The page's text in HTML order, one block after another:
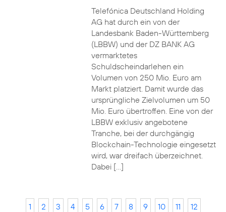
Telefónica Deutschland Holding
AG hat durch ein von der
Landesbank Baden-Württemberg
(LBBW) und der DZ BANK AG
vermarktetes
Schuldscheindarlehen ein
Volumen von 250 Mio. Euro am
Markt platziert. Damit wurde das
ursprüngliche Zielvolumen um 50
Mio. Euro übertroffen. Eine von der
LBBW exklusiv angebotene
Tranche, bei der durchgängig
Blockchain-Technologie eingesetzt
wird, war dreifach überzeichnet.
Dabei […]
1 2 3 4 5 6 7 8 9 10 11
12